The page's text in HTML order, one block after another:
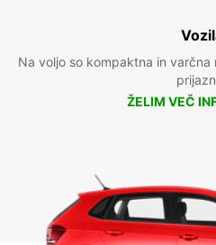
Na voljo so kompaktna in
ŽELIM VEČ